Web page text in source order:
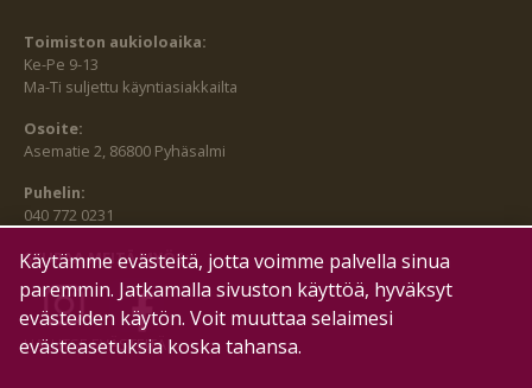
Toimiston aukioloaika:
Ke-Pe 9-13
Ma-Ti suljettu käyntiasiakkailta
Osoite:
Asematie 2, 86800 Pyhäsalmi
Puhelin:
040 772 0231
SEURAA MEITÄ MYÖS:
HALLITSE EVÄSTEITÄ
Käytämme evästeitä, jotta voimme palvella sinua
paremmin. Jatkamalla sivuston käyttöä, hyväksyt
evästeiden käytön. Voit muuttaa selaimesi
evästeasetuksia koska tahansa.